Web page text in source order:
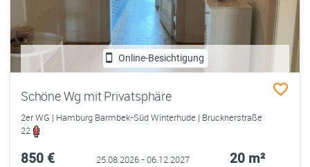
Online-Besichtigung
Schöne Wg mit Privatsphäre
2er WG | Hamburg Barmbek-Süd Winterhude | Brucknerstraße
22
850 € 25.08.2026 - 06.12.2027 20 m²